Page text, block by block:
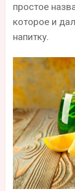
простое
которое и
напитку.